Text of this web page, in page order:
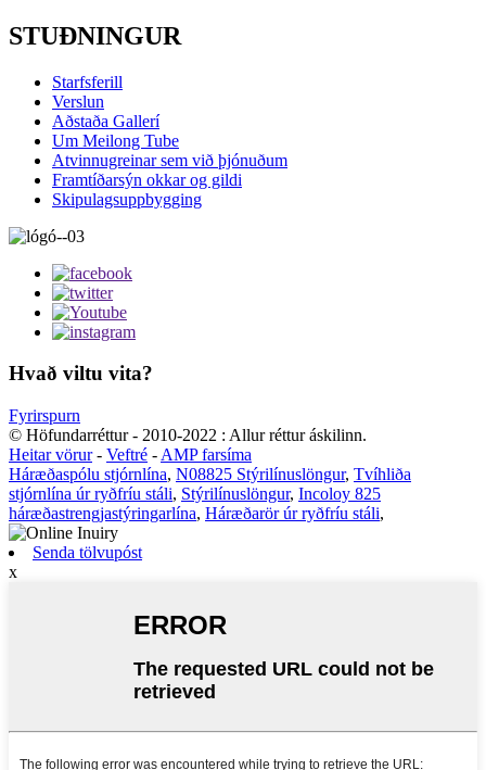
STUÐNINGUR
Starfsferill
Verslun
Aðstaða Gallerí
Um Meilong Tube
Atvinnugreinar sem við þjónuðum
Framtíðarsýn okkar og gildi
Skipulagsuppbygging
Hvað viltu vita?
Fyrirspurn
© Höfundarréttur - 2010-2022 : Allur réttur áskilinn.
Heitar vörur- Veftré - AMP farsíma
Háræðaspólu stjórnlína, N08825 Stýrilínuslöngur, Tvíhliða
stjórnlína úr ryðfríu stáli, Stýrilínuslöngur, Incoloy 825
háræðastrengjastýringarlína, Háræðarör úr ryðfríu stáli,
Senda tölvupóst
x